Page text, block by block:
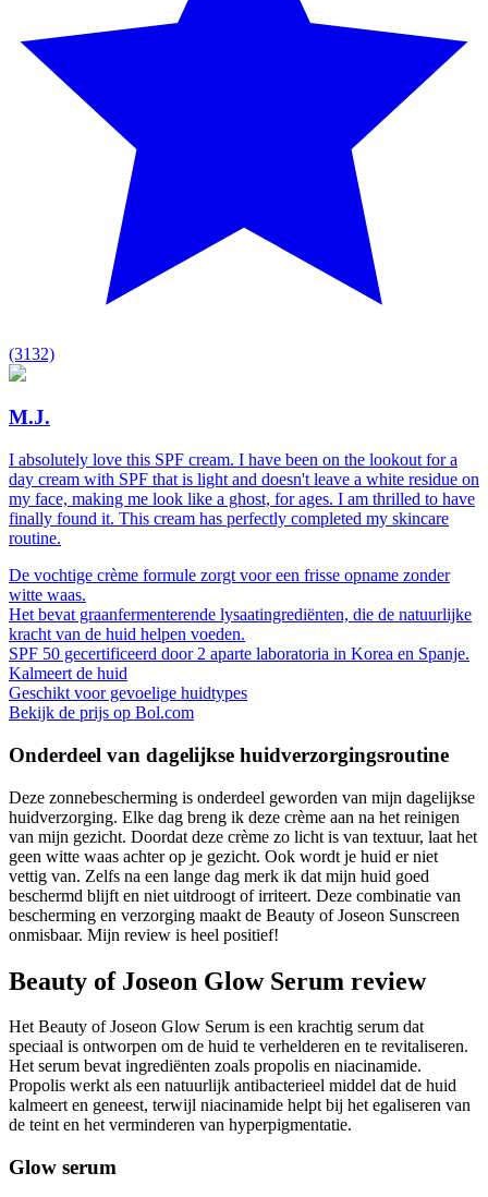
(3132)
M.J.
I absolutely love this SPF cream. I have been on the lookout for a
day cream with SPF that is light and doesn't leave a white residue on
my face, making me look like a ghost, for ages. I am thrilled to have
finally found it. This cream has perfectly completed my skincare
routine.
De vochtige crème formule zorgt voor een frisse opname zonder
witte waas.
Het bevat graanfermenterende lysaatingrediënten, die de natuurlijke
kracht van de huid helpen voeden.
SPF 50 gecertificeerd door 2 aparte laboratoria in Korea en Spanje.
Kalmeert de huid
Geschikt voor gevoelige huidtypes
Bekijk de prijs op Bol.com
Onderdeel van dagelijkse huidverzorgingsroutine
Deze zonnebescherming is onderdeel geworden van mijn dagelijkse
huidverzorging. Elke dag breng ik deze crème aan na het reinigen
van mijn gezicht. Doordat deze crème zo licht is van textuur, laat het
geen witte waas achter op je gezicht. Ook wordt je huid er niet
vettig van. Zelfs na een lange dag merk ik dat mijn huid goed
beschermd blijft en niet uitdroogt of irriteert. Deze combinatie van
bescherming en verzorging maakt de Beauty of Joseon Sunscreen
onmisbaar. Mijn review is heel positief!
Beauty of Joseon Glow Serum review
Het Beauty of Joseon Glow Serum is een krachtig serum dat
speciaal is ontworpen om de huid te verhelderen en te revitaliseren.
Het serum bevat ingrediënten zoals propolis en niacinamide.
Propolis werkt als een natuurlijk antibacterieel middel dat de huid
kalmeert en geneest, terwijl niacinamide helpt bij het egaliseren van
de teint en het verminderen van hyperpigmentatie.
Glow serum